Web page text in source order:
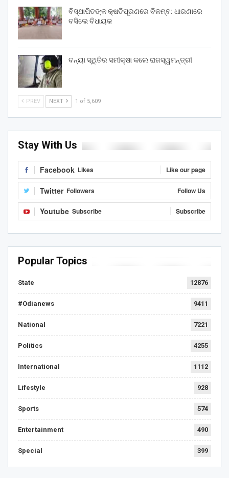
ବିସ୍ଥାପିତଙ୍କ କ୍ଷତିପୂରଣରେ ବିଳମ୍ବ: ଧାରଣାରେ
ବସିଲେ ବିଧାୟକ
ବନ୍ୟା ସ୍ଥିତିର ସମୀକ୍ଷା କଲେ ରାଜସ୍ୱମନ୍ତ୍ରୀ
PREV NEXT 1 of 5,609
Stay With Us
Facebook Likes Like our page
Twitter Followers Follow Us
Youtube Subscribe Subscribe
Popular Topics
State 12876
#Odianews 9411
National 7221
Politics 4255
International 1112
Lifestyle 928
Sports 574
Entertainment 490
Special 399